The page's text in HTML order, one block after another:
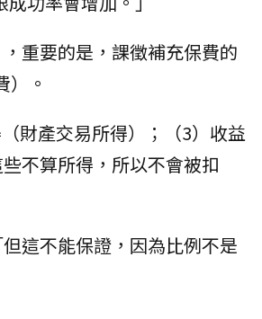
重要的是，課徵補充保費的
。
財產交易所得）；（3）收益
不算所得，所以不會被扣
這不能保證，因為比例不是